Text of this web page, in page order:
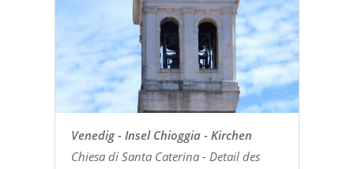
Venedig - Insel Chioggia - Kirchen
Chiesa di Santa Caterina - Detail des